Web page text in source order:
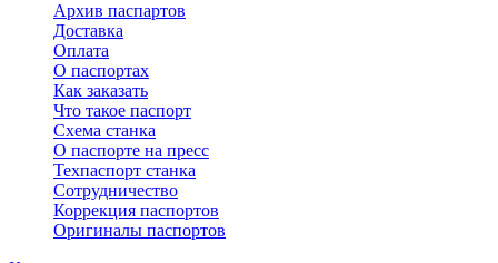
Архив паспартов
Доставка
Оплата
О паспортах
Как заказать
Что такое паспорт
Схема станка
О паспорте на пресс
Техпаспорт станка
Сотрудничество
Коррекция паспортов
Оригиналы паспортов